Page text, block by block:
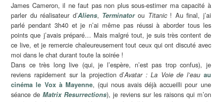
James Cameron, il ne faut pas non plus sous-estimer ma capacité à
parler du réalisateur d’Aliens, Terminatorou Titanic! Au final, j’ai
parlé pendant 3h40 et je n’ai même pas réussi à aborder tous les
points que j’avais préparé… Mais malgré tout, je suis très content de
ce live, et je remercie chaleureusement tout ceux qui ont discuté avec
moi dans le chat durant toute la soirée !
Dans ce très long live (qui, je l’espère, n’est pas trop confus), je
reviens rapidement sur la projection d’Avatar : La Voie de l’eau au
cinéma le Vox à Mayenne, (qui nous avais déjà accueilli pour une
séance deMatrix Resurrections), je reviens sur les raisons qui m’on